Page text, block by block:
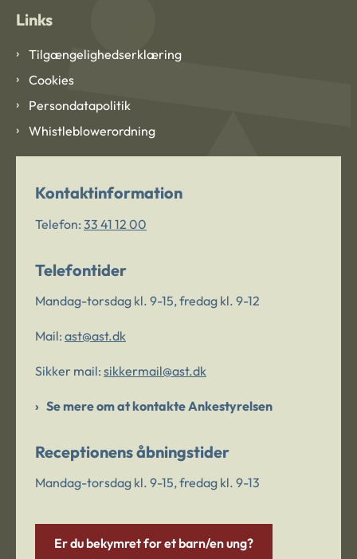
Links
Tilgængelighedserklæring
Cookies
Persondatapolitik
Whistleblowerordning
Kontaktinformation
Telefon: 33 41 12 00
Telefontider
Mandag-torsdag kl. 9-15, fredag kl. 9-12
Mail: ast@ast.dk
Sikker mail: sikkermail@ast.dk
Se mere om at kontakte Ankestyrelsen
Receptionens åbningstider
Mandag-torsdag kl. 9-15, fredag kl. 9-13
Er du bekymret for et barn/en ung?